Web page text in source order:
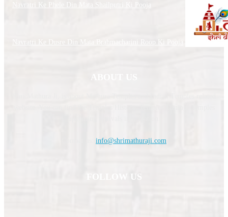
Navratri Ke Phele Din Mata Shailputri Ki Pooja
Navratri Ke Dusre Din Mata Brahmacharini Roop Ki Pooja
info@shrimathuraji.com
FOLLOW US